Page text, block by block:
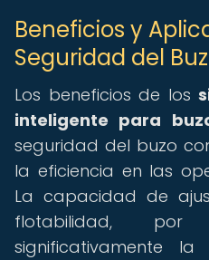
Beneficios y
Seguridad del
Los beneficios de los
inteligente para
seguridad del buzo
la eficiencia en las
La capacidad de
flotabilidad, por
significativamente